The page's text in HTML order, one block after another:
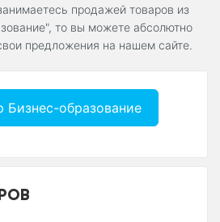
продажей товаров из
то вы можете абсолютно
предложения на нашем сайте.
Бизнес-образование